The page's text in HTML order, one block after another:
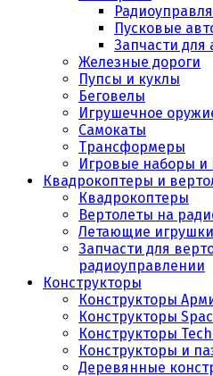
Пусковые
Запчасти для
Железные дороги
Пупсы и куклы
Беговелы
Игрушечное
Самокаты
Трансформеры
Игровые наборы и
Квадрокоптеры и
Квадрокоптеры
Вертолеты на
Летающие игрушки
Запчасти для
радиоуправлении
Конструкторы
Конструкторы
Конструкторы
Конструкторы
Конструкторы и
Деревянные